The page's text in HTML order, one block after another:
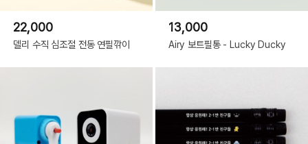
22,000
델리 수직 심조절 전동 연필깎이
13,000
Airy 보트필통 - Lucky Ducky